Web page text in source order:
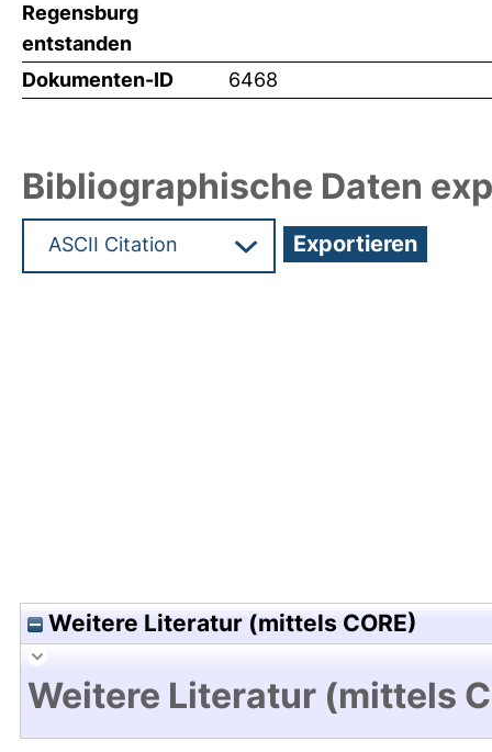
Regensburg
entstanden
Dokumenten-ID 6468
Bibliographische Daten
Weitere Literatur (mittels CORE)
Weitere Literatur (mittels